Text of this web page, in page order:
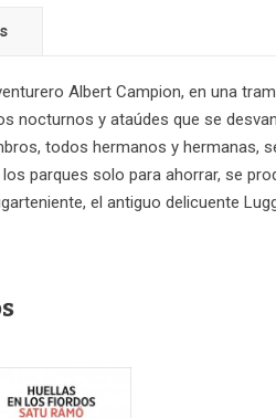
Albert Campion, en una
nocturnos y ataúdes que se
todos hermanos y hermanas,
parques solo para ahorrar, se
el antiguo delicuente